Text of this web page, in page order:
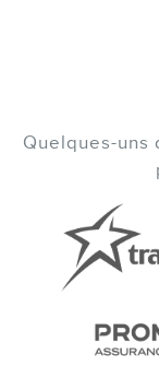
Quelques-uns